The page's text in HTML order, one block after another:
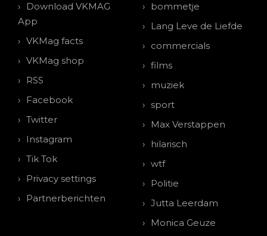
Download VKMAG
App
VKMag facts
VKMag shop
RSS
Facebook
Twitter
Instagram
Tik Tok
Privacy settings
Partnerberichten
bommetje
Lang Leve de Liefde
commercials
films
muziek
sport
Max Verstappen
hilarisch
wtf
Politie
Jutta Leerdam
Monica Geuze